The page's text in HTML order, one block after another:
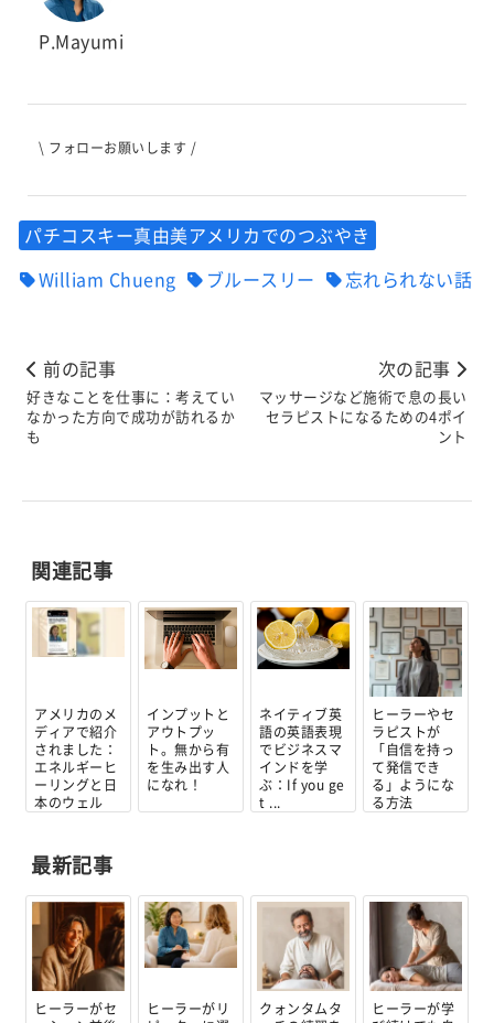
P.Mayumi
\ フォローお願いします /
パチコスキー真由美アメリカでのつぶやき
William Chueng
ブルースリー 忘れられない話
前の記事
好きなことを仕事に：考えてい
なかった方向で成功が訪れるか
も
次の記事
マッサージなど施術で息の長い
セラピストになるための4ポイ
ント
関連記事
アメリカのメ
ディアで紹介
されました：
エネルギーヒ
ーリングと日
本のウェル
インプットと
アウトプッ
ト。無から有
を生み出す人
になれ！
ネイティブ英
語の英語表現
でビジネスマ
インドを学
ぶ：If you ge
t ...
ヒーラーやセ
ラピストが
「自信を持っ
て発信でき
る」ようにな
る方法
最新記事
ヒーラーがセ
ヒーラーがリ
クォンタムタ
ヒーラーが学